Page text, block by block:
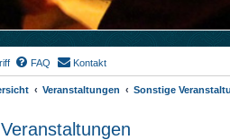
FAQ Kontakt
Veranstaltungen Sonstige